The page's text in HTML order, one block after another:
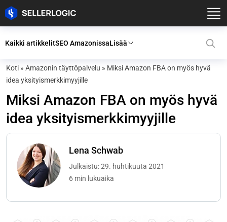
Kaikki artikkelitSEO AmazonissaLisää
Koti » Amazonin täyttöpalvelu » Miksi Amazon FBA on myös hyvä
idea yksityismerkkimyyjille
Miksi Amazon FBA on myös hyvä
idea yksityismerkkimyyjille
Lena Schwab
Julkaistu: 29. huhtikuuta 2021
6 min lukuaika